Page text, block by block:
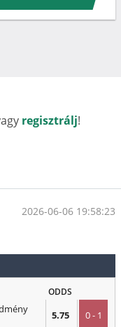
regisztrálj!
2026-06-06 19:58:23
ODDS
5.75 0 - 1